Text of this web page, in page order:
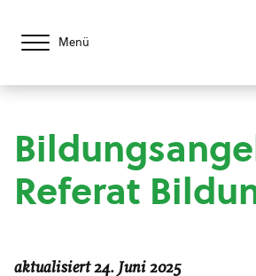
Menü
Referat
aktualisiert 24. Juni 2025